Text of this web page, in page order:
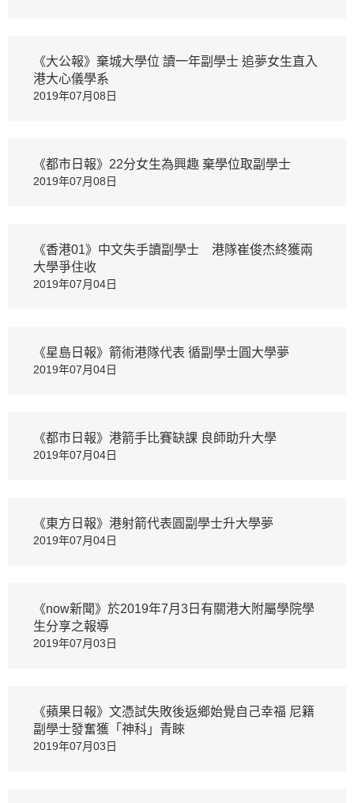
《大公報》棄城大學位 讀一年副學士 追夢女生直入
港大心儀學系
2019年07月08日
《都市日報》22分女生為興趣 棄學位取副學士
2019年07月08日
《香港01》中文失手讀副學士 港隊崔俊杰終獲兩
大學爭住收
2019年07月04日
《星島日報》箭術港隊代表 循副學士圓大學夢
2019年07月04日
《都市日報》港箭手比賽缺課 良師助升大學
2019年07月04日
《東方日報》港射箭代表圓副學士升大學夢
2019年07月04日
《now新聞》於2019年7月3日有關港大附屬學院學
生分享之報導
2019年07月03日
《蘋果日報》文憑試失敗後返鄉始覺自己幸福 尼籍
副學士發奮獲「神科」青睞
2019年07月03日